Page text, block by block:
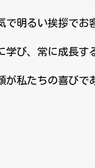
で明るい挨拶でお
学び、常に成長す
が私たちの喜びで